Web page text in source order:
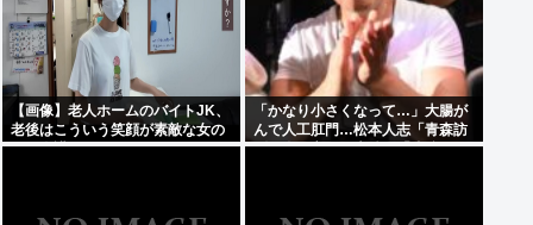
【画像】老人ホームのバイトJK、
老後はこういう笑顔が素敵な女の
子に介護されたいよな
「かなり小さくなって…」大腸が
んで人工肛門…松本人志「青森訪
問」姿に心配の声続々「脂肪のな